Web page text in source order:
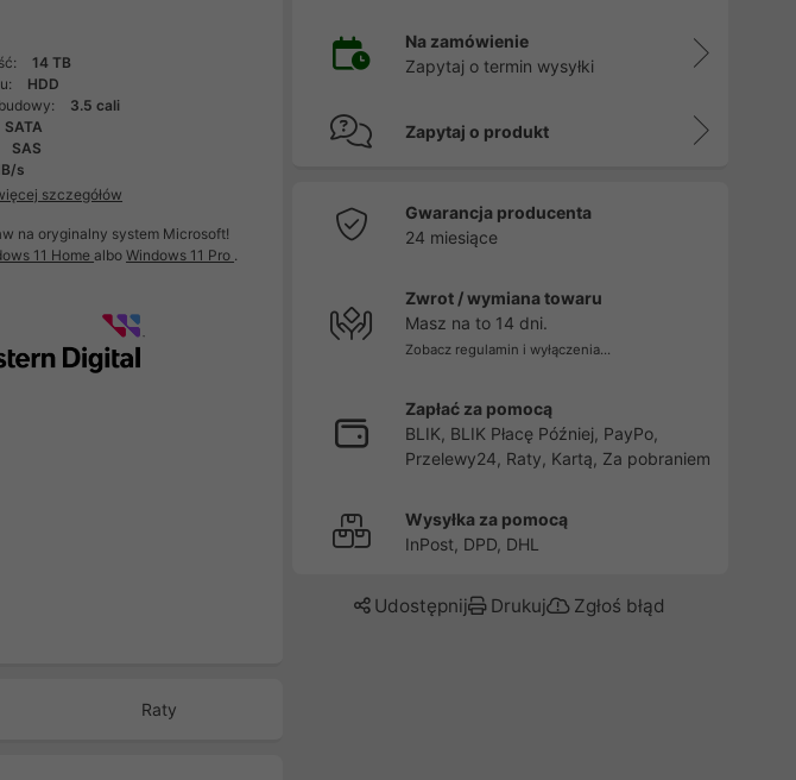
14 TB
HDD
3.5 cali
SATA
SAS
s
szczegółów
na oryginalny system Microsoft!
11 HomealboWindows 11 Pro .
Raty
Na zamówienie
Zapytaj o termin wysyłki
Zapytaj o produkt
Gwarancja producenta
24 miesiące
Zwrot / wymiana towaru
Masz na to 14 dni.
Zobacz regulamin i wyłączenia...
Zapłać za pomocą
BLIK, BLIK Płacę Później, PayPo,
Przelewy24, Raty, Kartą, Za pobraniem
Wysyłka za pomocą
InPost, DPD, DHL
Udostępnij Drukuj Zgłoś błąd